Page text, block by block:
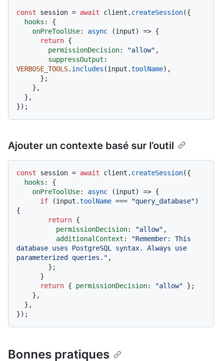
const session = await client. createSession({
hooks : {
onPreToolUse: async (input) => {
return {
permissionDecision: "allow" ,
suppressOutput
VERBOSE_TOOLS. includes (input.toolName),
Ajouter un contexte basé sur l’outil
const session = await client. createSession({
hooks : {
onPreToolUse: async (input) => {
if (input.toolName === "query_database")
{
return {
permissionDecision: "allow" ,
additionalContext :
"Remember: This
database uses PostgreSQL syntax. Always use
parameterized queries." ,
return { permissionDecision: "allow" };
Bonnes pratiques